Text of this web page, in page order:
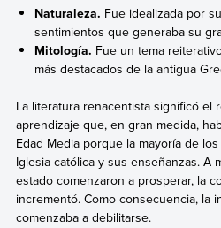
Naturaleza. Fue idealizada por
sentimientos que generaba su
Mitología. Fue un tema
más destacados de la antigua
La literatura renacentista significó el
aprendizaje que, en gran medida,
Edad Media porque la mayoría de
Iglesia católica y sus enseñanzas. A
estado comenzaron a prosperar, la
incrementó. Como consecuencia, la
comenzaba a debilitarse.